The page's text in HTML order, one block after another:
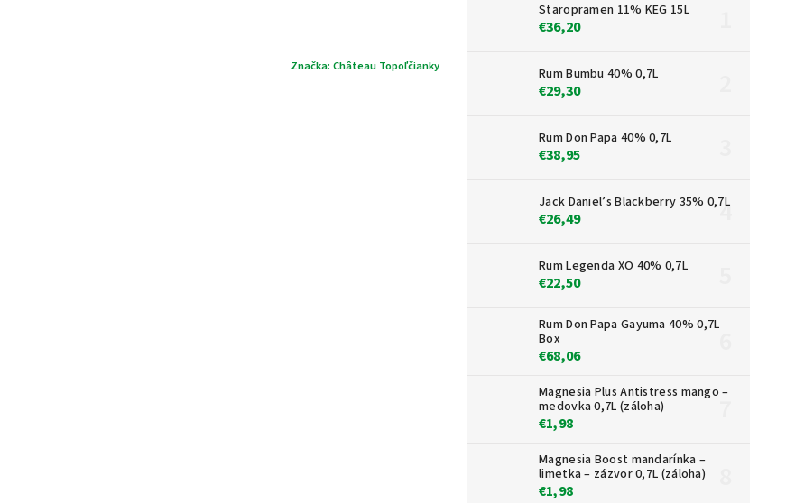
Staropramen 11% KEG 15L
€36,20
Rum Bumbu 40% 0,7L
€29,30
Rum Don Papa 40% 0,7L
€38,95
Jack Daniel’s Blackberry 35% 0,7L
€26,49
Rum Legenda XO 40% 0,7L
€22,50
Rum Don Papa Gayuma 40% 0,7L
Box
€68,06
Magnesia Plus Antistress mango –
medovka 0,7L (záloha)
€1,98
Magnesia Boost mandarínka –
limetka – zázvor 0,7L (záloha)
€1,98
Značka: Château Topoľčianky